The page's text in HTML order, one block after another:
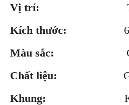
Vị trí:
Kích thước:
600 x
Màu sắc:
Chất liệu:
Khung: